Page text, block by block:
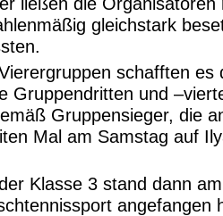
gleichstark
schafften
Gruppendritten und
Gruppensieger, die
Mal am Samstag auf
Klasse 3 stand dann